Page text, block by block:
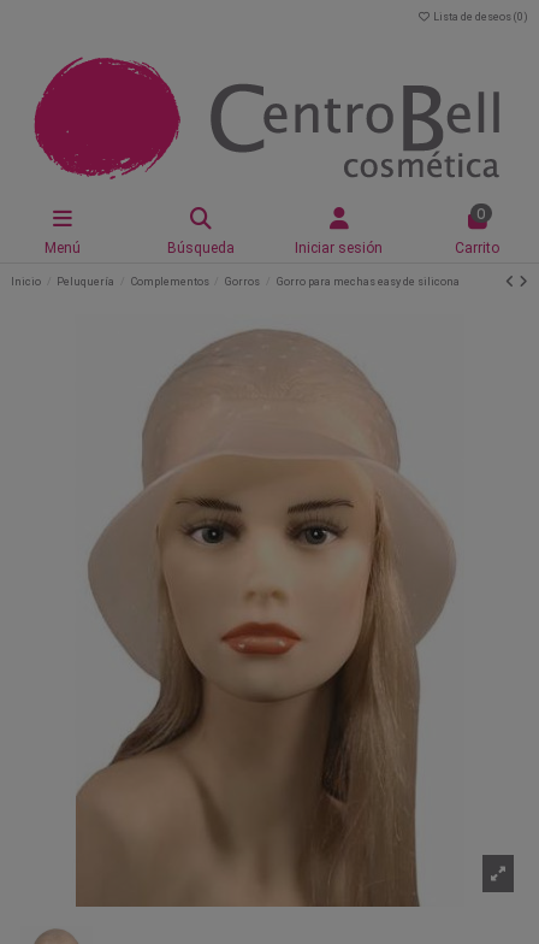
Lista de deseos (0 )
Menú Búsqueda Iniciar sesión
0
Carrito
Inicio Peluquería Complementos Gorros Gorro para mechas easy de silicona